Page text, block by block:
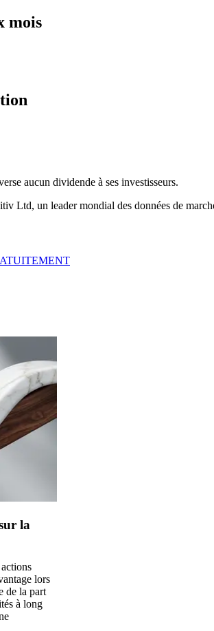
mois
aucun dividende à ses investisseurs.
Ltd, un leader mondial des données de
la
lors
de la part
à long